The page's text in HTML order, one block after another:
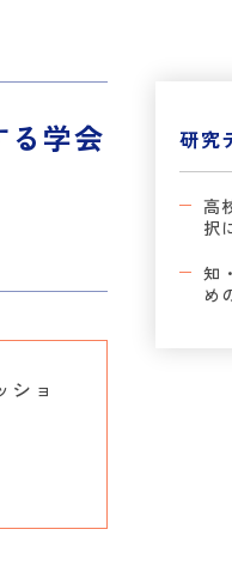
る学会
ショ
研究
高
択
知
め